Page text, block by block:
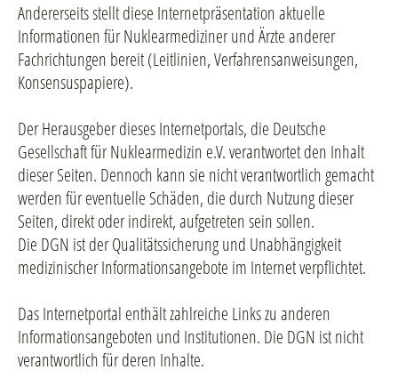
Andererseits stellt diese Internetpräsentation aktuelle
Informationen für Nuklearmediziner und Ärzte anderer
Fachrichtungen bereit (Leitlinien, Verfahrensanweisungen,
Konsensuspapiere).
Der Herausgeber dieses Internetportals, die Deutsche
Gesellschaft für Nuklearmedizin e.V. verantwortet den Inhalt
dieser Seiten. Dennoch kann sie nicht verantwortlich gemacht
werden für eventuelle Schäden, die durch Nutzung dieser
Seiten, direkt oder indirekt, aufgetreten sein sollen.
Die DGN ist der Qualitätssicherung und Unabhängigkeit
medizinischer Informationsangebote im Internet verpflichtet.
Das Internetportal enthält zahlreiche Links zu anderen
Informationsangeboten und Institutionen. Die DGN ist nicht
verantwortlich für deren Inhalte.